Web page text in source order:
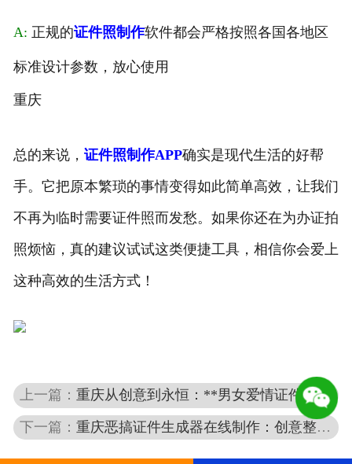
A: 正规的证件照制作软件都会严格按照各国各地区
标准设计参数，放心使用
重庆
总的来说， 证件照制作APP确实是现代生活的好帮
手。它把原本繁琐的事情变得如此简单高效，让我们
不再为临时需要证件照而发愁。如果你还在为办证拍
照烦恼，真的建议试试这类便捷工具，相信你会爱上
这种高效的生活方式！
上一篇：重庆从创意到永恒：**男女爱情证件制作**的艺术与浪漫之旅
下一篇：重庆恶搞证件生成器在线制作：创意整蛊新玩法，趣味十足超解压